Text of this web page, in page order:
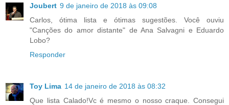
Joubert 9 de janeiro de 2018 às 09:08
Carlos, ótima lista e ótimas sugestões. Você ouviu
"Canções do amor distante" de Ana Salvagni e Eduardo
Lobo?
Responder
Toy Lima 14 de janeiro de 2018 às 08:32
Que lista Calado!Vc é mesmo o nosso craque. Consegui